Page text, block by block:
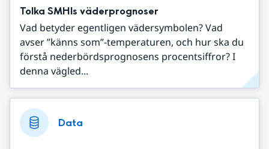
Tolka SMHIs väderprognoser
Vad betyder egentligen vädersymbolen? Vad
avser ”känns som”-temperaturen, och hur ska du
förstå nederbördsprognosens procentsiffror? I
denna vägled...
Data